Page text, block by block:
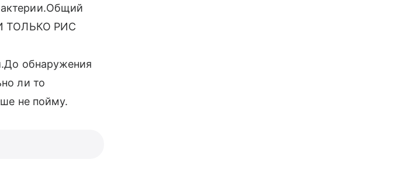
ТОЛЬКО РИС
обнаружения
ли то
не пойму.